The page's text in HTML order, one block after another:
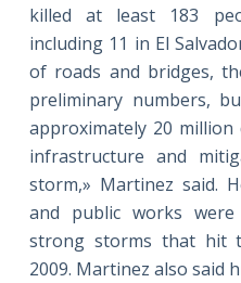
killed at least 183
including 11 in El
of roads and bridges,
preliminary numbers,
approximately 20
infrastructure and
storm,» Martinez said.
and public works
strong storms that hit
2009. Martinez also said